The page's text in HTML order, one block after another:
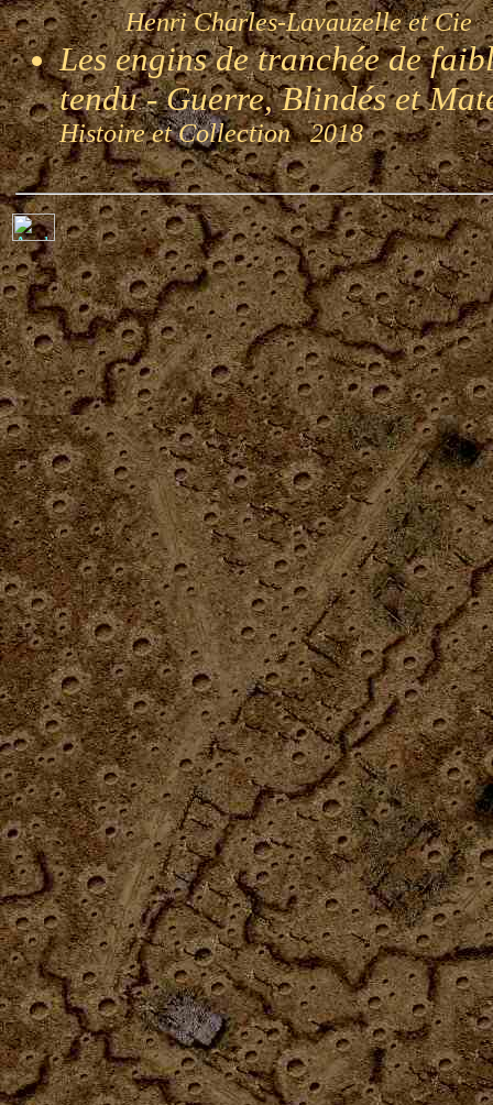
Henri Charles-Lavauzelle et Cie
Les engins de tranchée de
tendu - Guerre, Blindés et
Histoire et Collection 2018